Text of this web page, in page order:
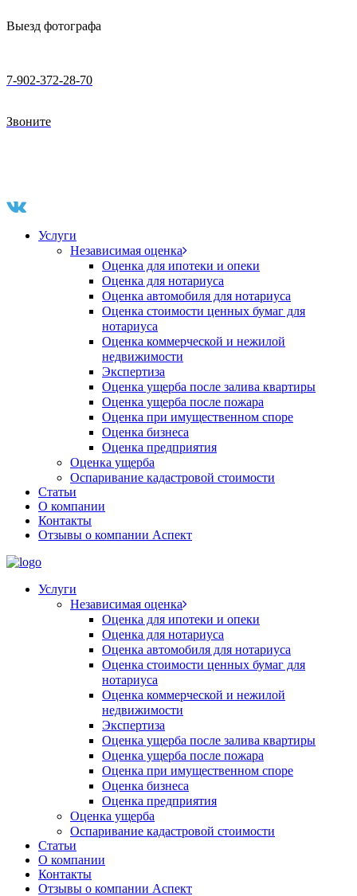
Выезд фотографа
7-902-372-28-70
Звоните
Услуги
Независимая оценка
Оценка для ипотеки и опеки
Оценка для нотариуса
Оценка автомобиля для нотариуса
Оценка стоимости ценных бумаг для
нотариуса
Оценка коммерческой и нежилой
недвижимости
Экспертиза
Оценка ущерба после залива квартиры
Оценка ущерба после пожара
Оценка при имущественном споре
Оценка бизнеса
Оценка предприятия
Оценка ущерба
Оспаривание кадастровой стоимости
Статьи
О компании
Контакты
Отзывы о компании Аспект
Услуги
Независимая оценка
Оценка для ипотеки и опеки
Оценка для нотариуса
Оценка автомобиля для нотариуса
Оценка стоимости ценных бумаг для
нотариуса
Оценка коммерческой и нежилой
недвижимости
Экспертиза
Оценка ущерба после залива квартиры
Оценка ущерба после пожара
Оценка при имущественном споре
Оценка бизнеса
Оценка предприятия
Оценка ущерба
Оспаривание кадастровой стоимости
Статьи
О компании
Контакты
Отзывы о компании Аспект